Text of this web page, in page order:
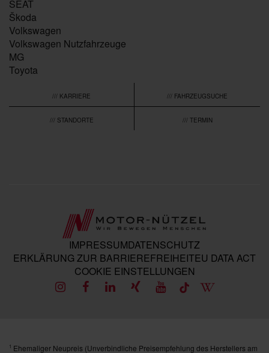
SEAT
Škoda
Volkswagen
Volkswagen Nutzfahrzeuge
MG
Toyota
/// KARRIERE /// FAHRZEUGSUCHE
/// STANDORTE /// TERMIN
IMPRESSUMDATENSCHUTZ
ERKLÄRUNG ZUR BARRIEREFREIHEITEU DATA ACT
COOKIE EINSTELLUNGEN
1 Ehemaliger Neupreis (Unverbindliche Preisempfehlung des Herstellers am